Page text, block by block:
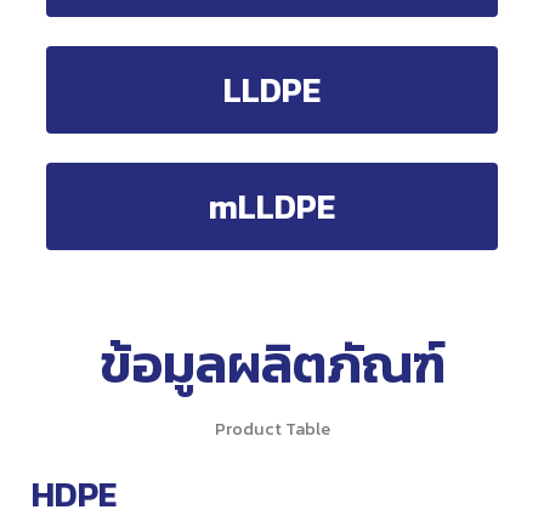
LLDPE
mLLDPE
ข้อมูลผลิตภัณฑ์
Product Table
HDPE